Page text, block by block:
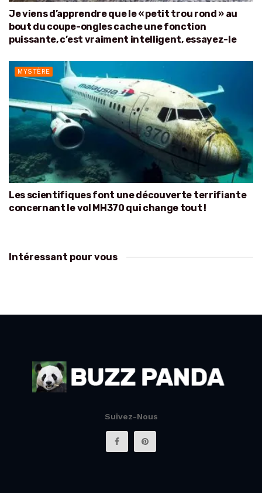
Je viens d’apprendre que le « petit trou rond » au
bout du coupe-ongles cache une fonction
puissante, c’est vraiment intelligent, essayez-le
MYSTÈRE
Les scientifiques font une découverte terrifiante
concernant le vol MH370 qui change tout !
Intéressant pour vous
Suivez-Nous